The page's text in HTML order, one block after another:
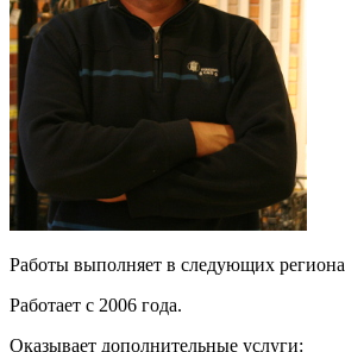
Работы выполняет в следующих
Работает с 2006 года.
Оказывает дополнительные услуги: